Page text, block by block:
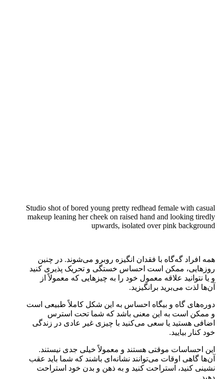
Studio shot of bored young pretty redhead female with casual
makeup leaning her cheek on raised hand and looking tiredly
upwards, isolated over pink background
همه افراد گه‌گاه با فقدان انگیزه روبرو می‌شوند. در چنین
روزهایی، ممکن است احساس خستگی و تحریک پذیری کنید
و یا نتوانید علاقه معمول خود را به چیزهایی که معمولاً از
آن‌ها لذت می‌برید برانگیزید.
دوره‌های گاه و بیگاه احساس به این شکل کاملاً طبیعی است
و ممکن است به این معنی باشد که شما تحت استرس
اضافی هستید یا سعی می‌کنید با چیزی غیر عادی در زندگی
خود کنار بیایید.
این احساسات موقتی هستند و معمولاً خیلی جدی نیستند.
آن‌ها گاهی اوقات می‌توانند نشانه‌ای باشند که شما باید عقب
نشینی کنید، استراحت کنید و به ذهن و بدن خود استراحت
دهید.